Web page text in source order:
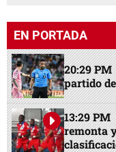
EN PORTADA
20:29 PM
partido
13:29 PM
remonta